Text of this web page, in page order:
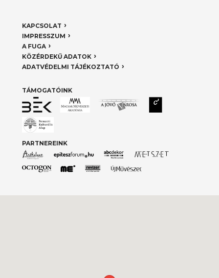
KAPCSOLAT
IMPRESSZUM
A FUGA
KÖZÉRDEKŰ ADATOK
ADATVÉDELMI TÁJÉKOZTATÓ
TÁMOGATÓINK
PARTNEREINK